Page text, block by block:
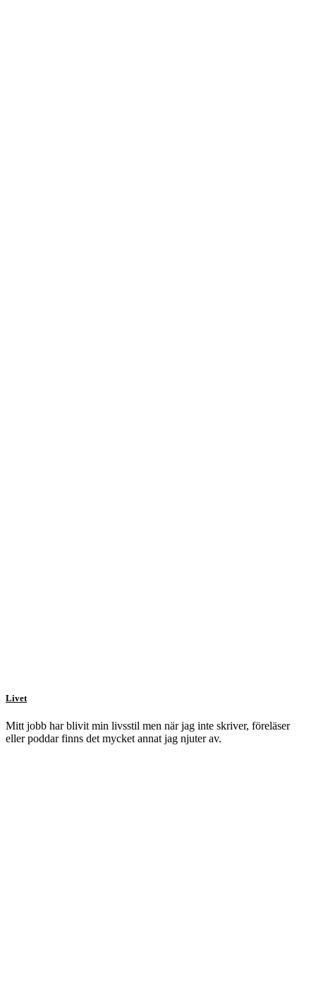
Livet
Mitt jobb har blivit min livsstil men när jag inte skriver, föreläser
eller poddar finns det mycket annat jag njuter av.